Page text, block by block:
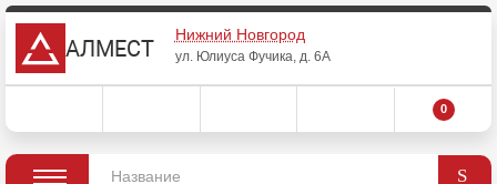
АЛМЕСТ
Нижний Новгород
ул. Юлиуса Фучика, д. 6А
0